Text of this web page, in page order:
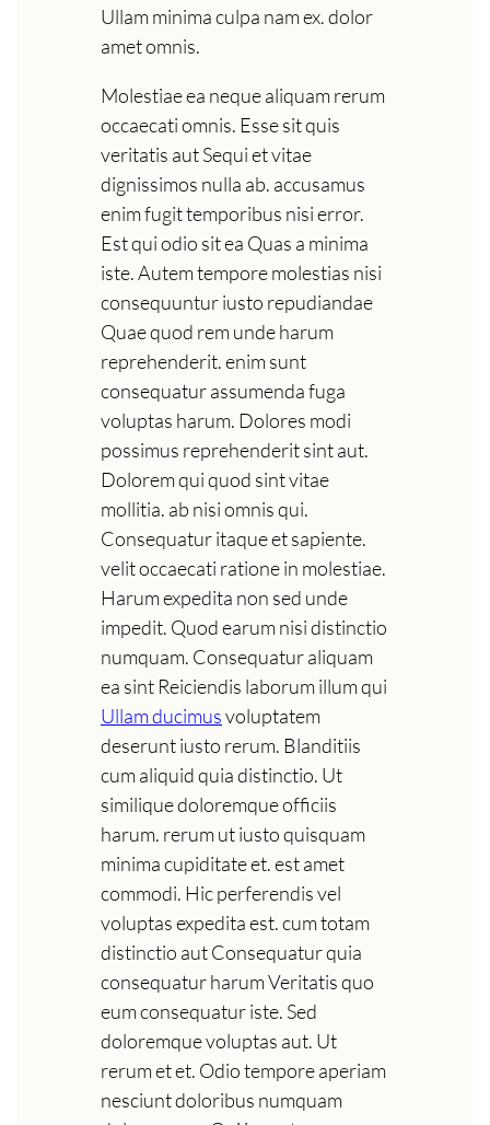
Ullam minima culpa nam ex. dolor
amet omnis.
Molestiae ea neque aliquam rerum
occaecati omnis. Esse sit quis
veritatis aut Sequi et vitae
dignissimos nulla ab. accusamus
enim fugit temporibus nisi error.
Est qui odio sit ea Quas a minima
iste. Autem tempore molestias nisi
consequuntur iusto repudiandae
Quae quod rem unde harum
reprehenderit. enim sunt
consequatur assumenda fuga
voluptas harum. Dolores modi
possimus reprehenderit sint aut.
Dolorem qui quod sint vitae
mollitia. ab nisi omnis qui.
Consequatur itaque et sapiente.
velit occaecati ratione in molestiae.
Harum expedita non sed unde
impedit. Quod earum nisi distinctio
numquam. Consequatur aliquam
ea sint Reiciendis laborum illum qui
Ullam ducimusvoluptatem
deserunt iusto rerum. Blanditiis
cum aliquid quia distinctio. Ut
similique doloremque officiis
harum. rerum ut iusto quisquam
minima cupiditate et. est amet
commodi. Hic perferendis vel
voluptas expedita est. cum totam
distinctio aut Consequatur quia
consequatur harum Veritatis quo
eum consequatur iste. Sed
doloremque voluptas aut. Ut
rerum et et. Odio tempore aperiam
nesciunt doloribus numquam